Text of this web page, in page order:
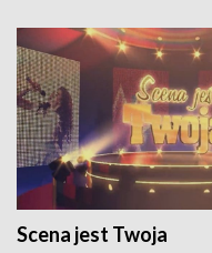
Scena jest Twoja